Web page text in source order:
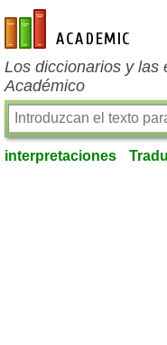
es-academic.com
Los diccionarios y las
Académico
interpretaciones